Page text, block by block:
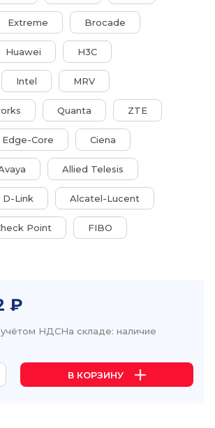
Extreme Brocade
Huawei H3C
Intel MRV
Quanta ZTE
Edge-Core Ciena
Allied Telesis
D-Link Alcatel-Lucent
Point FIBO
₽
учётом НДСНа складе: наличие
В КОРЗИНУ